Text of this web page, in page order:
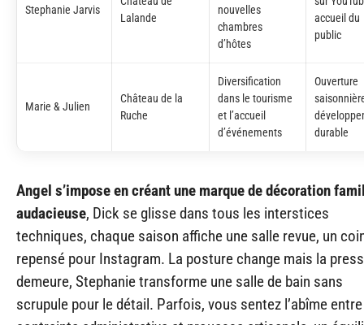
Stephanie Jarvis
Lalande
nouvelles
chambres
d’hôtes
accueil du
public
Marie & Julien
Château de la
Ruche
Diversification
dans le tourisme
et l’accueil
d’événements
Ouverture
durable
Angel s’impose en créant une marque de décoration
audacieuse, Dick se glisse dans tous les interstices
techniques, chaque saison affiche une salle revue, un
repensé pour Instagram. La posture change mais la
demeure, Stephanie transforme une salle de bain sans
scrupule pour le détail. Parfois, vous sentez l’abîme entre